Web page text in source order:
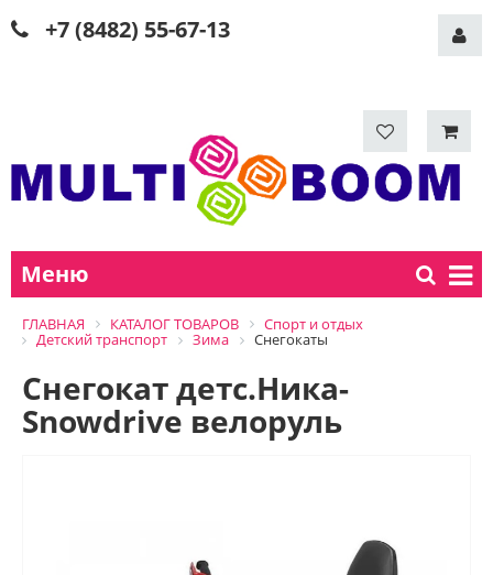
+7 (8482) 55-67-13
Меню
ГЛАВНАЯ КАТАЛОГ ТОВАРОВ
Спорт и отдых
Детский транспорт
Зима Снегокаты
Снегокат детс.Ника-
Snowdrive велоруль